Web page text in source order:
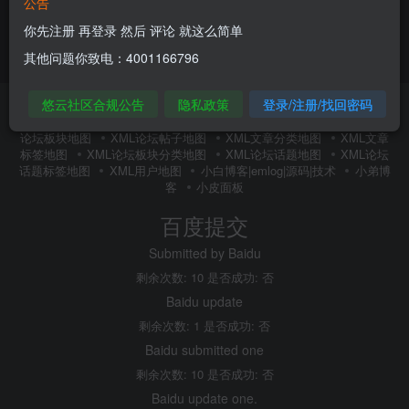
友链申请 内搜百度(内推) 免责声明 广告合作
关于我们
论坛板块地图
XML论坛帖子地图 XML文章分类地图
XML文章
标签地图
XML论坛板块分类地图 XML论坛话题地图
XML论坛
话题标签地图
XML用户地图 小白博客|emlog|源码|技术
小弟博
客
小皮面板
百度提交
Submitted by Baidu
剩余次数: 10 是否成功: 否
Baidu update
剩余次数: 1 是否成功: 否
Baidu submitted one
剩余次数: 10 是否成功: 否
Baidu update one.
你先注册 再登录 然后 评论 就这么简单
其他问题你致电：4001166796
悠云社区合规公告 隐私政策 登录/注册/找回密码